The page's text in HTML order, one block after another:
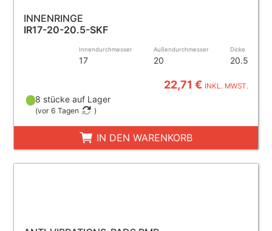
INNENRINGE
IR17-20-20.5-SKF
Innendurchmesser
17
Außendurchmesser
20
Dicke
20.5
22,71 € INKL. MWST.
8 stücke auf Lager
(vor 6 Tagen )
IN DEN WARENKORB